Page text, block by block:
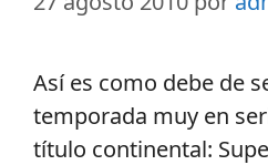
Así es como debe de
temporada muy en
título continental: